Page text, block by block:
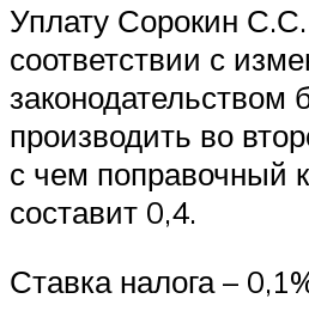
Уплату Сорокин
соответствии с
законодательством
производить во
с чем поправочный
составит 0,4.
Ставка налога –